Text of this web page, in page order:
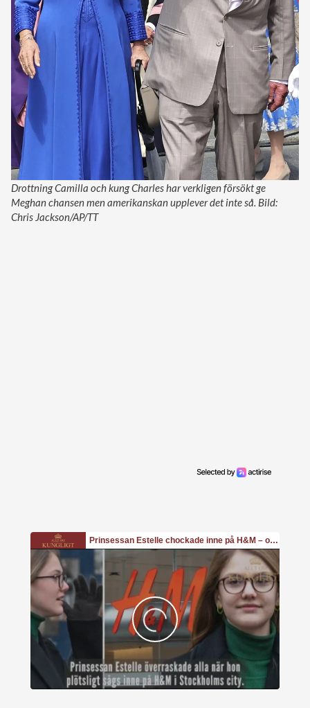
Drottning Camilla och kung Charles har verkligen försökt ge
Meghan chansen men amerikanskan upplever det inte så. Bild:
Chris Jackson/AP/TT